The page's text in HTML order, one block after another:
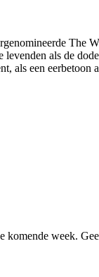
The
als de
als een
week.